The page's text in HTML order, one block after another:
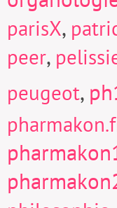
parisX,
peer,
peugeot,